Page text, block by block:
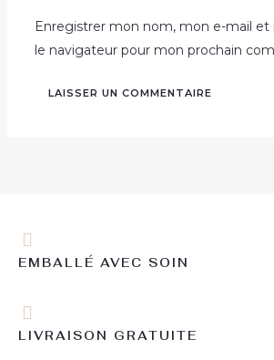
Enregistrer mon nom, mon e-mail et
le navigateur pour mon prochain
EMBALLÉ AVEC SOIN
LIVRAISON GRATUITE